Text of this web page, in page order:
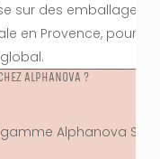
sur des emballages
en Provence, pour
ALPHANOVA ?
Alphanova Sun :